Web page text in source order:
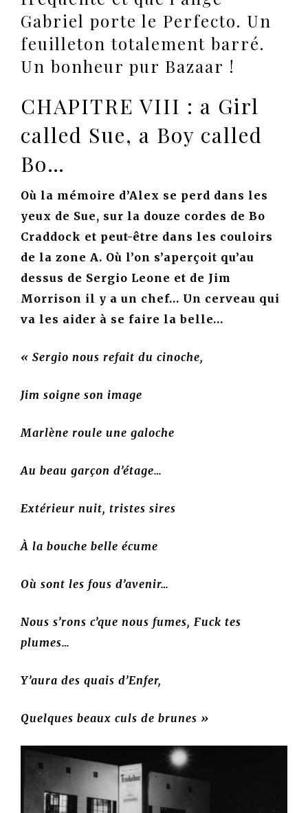
Gabriel porte le Perfecto. Un
feuilleton totalement barré.
Un bonheur pur Bazaar !
CHAPITRE VIII : a Girl
called Sue, a Boy called
Bo…
Où la mémoire d’Alex se perd dans les
yeux de Sue, sur la douze cordes de Bo
Craddock et peut-être dans les couloirs
de la zone A. Où l’on s’aperçoit qu’au
dessus de Sergio Leone et de Jim
Morrison il y a un chef… Un cerveau qui
va les aider à se faire la belle…
« Sergio nous refait du cinoche,
Jim soigne son image
Marlène roule une galoche
Au beau garçon d’étage…
Extérieur nuit, tristes sires
À la bouche belle écume
Où sont les fous d’avenir…
Nous s’rons c’que nous fumes, Fuck tes
plumes…
Y’aura des quais d’Enfer,
Quelques beaux culs de brunes »